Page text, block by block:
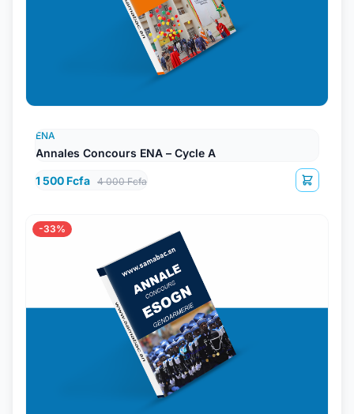
ENA
Annales Concours ENA – Cycle A
1 500 Fcfa 4 000 Fcfa
-33%